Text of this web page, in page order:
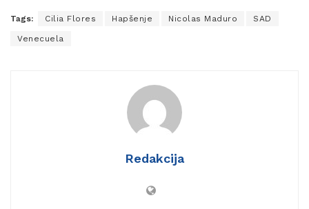
Tags: Cilia Flores Hapšenje Nicolas Maduro SAD
Venecuela
Redakcija